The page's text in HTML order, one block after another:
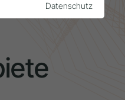
Datenschutz